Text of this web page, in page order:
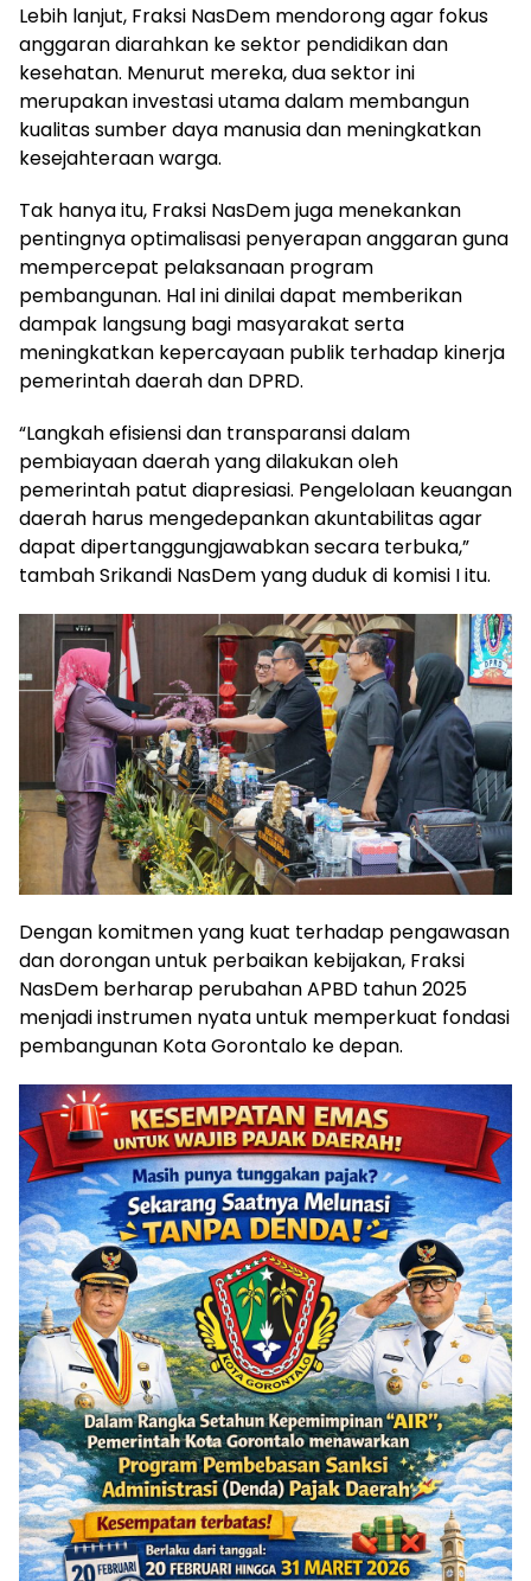
Lebih lanjut, Fraksi NasDem mendorong agar fokus
anggaran diarahkan ke sektor pendidikan dan
kesehatan. Menurut mereka, dua sektor ini
merupakan investasi utama dalam membangun
kualitas sumber daya manusia dan meningkatkan
kesejahteraan warga.
Tak hanya itu, Fraksi NasDem juga menekankan
pentingnya optimalisasi penyerapan anggaran guna
mempercepat pelaksanaan program
pembangunan. Hal ini dinilai dapat memberikan
dampak langsung bagi masyarakat serta
meningkatkan kepercayaan publik terhadap kinerja
pemerintah daerah dan DPRD.
“Langkah efisiensi dan transparansi dalam
pembiayaan daerah yang dilakukan oleh
pemerintah patut diapresiasi. Pengelolaan keuangan
daerah harus mengedepankan akuntabilitas agar
dapat dipertanggungjawabkan secara terbuka,”
tambah Srikandi NasDem yang duduk di komisi I itu.
Dengan komitmen yang kuat terhadap pengawasan
dan dorongan untuk perbaikan kebijakan, Fraksi
NasDem berharap perubahan APBD tahun 2025
menjadi instrumen nyata untuk memperkuat fondasi
pembangunan Kota Gorontalo ke depan.